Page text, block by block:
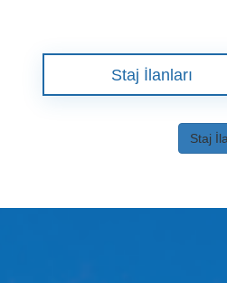
Staj İlanları
Staj